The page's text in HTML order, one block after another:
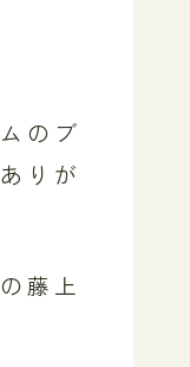
のブ
りが
藤上